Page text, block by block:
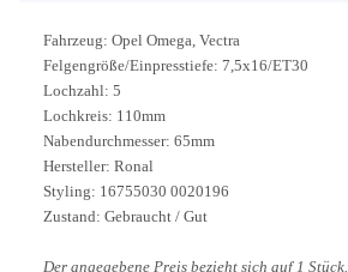
Fahrzeug: Opel Omega, Vectra
Felgengröße/Einpresstiefe: 7,5x16/ET30
Lochzahl: 5
Lochkreis: 110mm
Nabendurchmesser: 65mm
Hersteller: Ronal
Styling: 16755030 0020196
Zustand: Gebraucht / Gut
Der angegebene Preis bezieht sich auf 1 Stück.